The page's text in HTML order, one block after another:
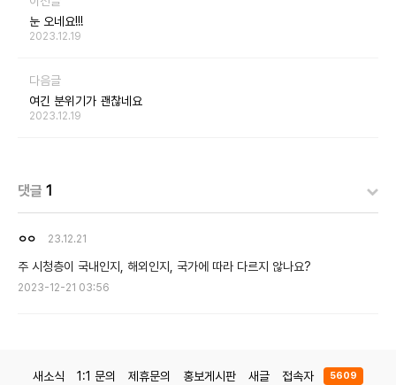
눈 오네요!!!
2023.12.19
다음글
여긴 분위기가 괜찮네요
2023.12.19
댓글 1
ㅇㅇ 23.12.21
주 시청층이 국내인지, 해외인지, 국가에 따라 다르지 않나요?
2023-12-21 03:56
새소식 1:1 문의 제휴문의 홍보게시판 새글 접속자 5609